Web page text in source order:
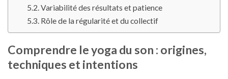
Variabilité des résultats et patience
Rôle de la régularité et du collectif
Comprendre le yoga du son : origines,
techniques et intentions